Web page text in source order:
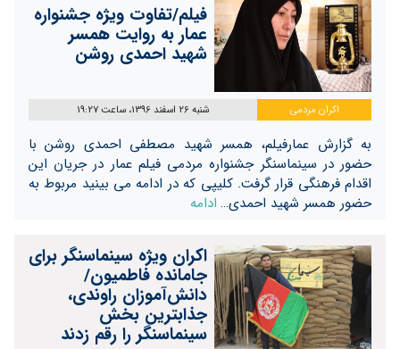
فیلم/تفاوت ویژه جشنواره
عمار به روایت همسر
شهید احمدی روشن
اکران مردمی شنبه 26 اسفند 1396، ساعت 19:27
به گزارش عمارفیلم، همسر شهید مصطفی احمدی روشن با
حضور در سینماسنگر جشنواره مردمی فیلم عمار در جریان این
اقدام فرهنگی قرار گرفت. کلیپی که در ادامه می بینید مربوط به
حضور همسر شهید احمدی… ادامه
اکران ویژه سینماسنگر برای
جامانده فاطمیون/
دانش‌آموزان راوندی،
جذابترین بخش
سینماسنگر را رقم زدند